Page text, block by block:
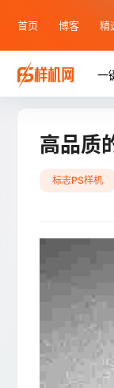
首页 博客 精
一
高品质
标志PS样机